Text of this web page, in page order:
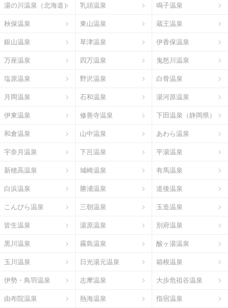
湯の川温泉（北海道） 乳頭温泉 鳴子温泉
秋保温泉 東山温泉 蔵王温泉
銀山温泉 草津温泉 伊香保温泉
万座温泉 四万温泉 鬼怒川温泉
塩原温泉 野沢温泉 白骨温泉
月岡温泉 石和温泉 湯河原温泉
伊東温泉 修善寺温泉 下田温泉（静岡県）
和倉温泉 山中温泉 あわら温泉
宇奈月温泉 下呂温泉 平湯温泉
新穂高温泉 城崎温泉 有馬温泉
白浜温泉 勝浦温泉 道後温泉
こんぴら温泉 三朝温泉 玉造温泉
皆生温泉 湯原温泉 別府温泉
黒川温泉 霧島温泉 酸ヶ湯温泉
玉川温泉 日光湯元温泉 箱根温泉
伊勢・鳥羽温泉 志摩温泉 大歩危祖谷温泉
由布院温泉 熱海温泉 指宿温泉